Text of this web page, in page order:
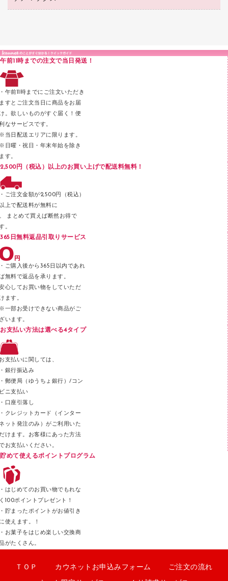
クリヤーブック（固定式）
Ｚ式ファイル
２穴リフィル・２穴インデックス
印章用品
ラベル類
メンディングテープ
メッシュケース／ペンケース
フロアケース
ブックエンド／ブックスタンド
パンチ
デスクトレー
テープカッター
その他文具
セロハンテープ
スティックのり
クリップ
カッター
カウンター／お会計用品
カウネットギフト（食品・飲料）
午前11時までの注文で当日発送！
午前11時までにご注文いただき
すとご注文当日に商品をお届
。欲しいものがすぐ届く！便
なサービスです。
当日配送エリアに限ります。
日曜・祝日・年末年始を除き
す。
2,500円（税込）以上のお買い上げで配送料無料！
ご注文金額が2,500円（税込）
上で配送料が無料に
まとめて買えば断然お得で
。
365日無料返品引取りサービス
ご購入後から365日以内であれ
無料で返品を承ります。
心してお買い物をしていただ
ます。
一部お受けできない商品がご
います。
お支払い方法は選べる4タイプ
支払いに関しては、
銀行振込み
郵便局（ゆうちょ銀行）/コン
ニ支払い
口座引落し
クレジットカード（インター
ット発注のみ）がご利用いた
けます。お客様にあった方法
お支払いください。
貯めて使えるポイントプログラム
はじめてのお買い物でもれな
100ポイントプレゼント！
貯まったポイントがお値引き
使えます。！
お菓子をはじめ楽しい交換商
がたくさん。
ＴＯＰ カウネットお申込みフォーム ご注文の流れ